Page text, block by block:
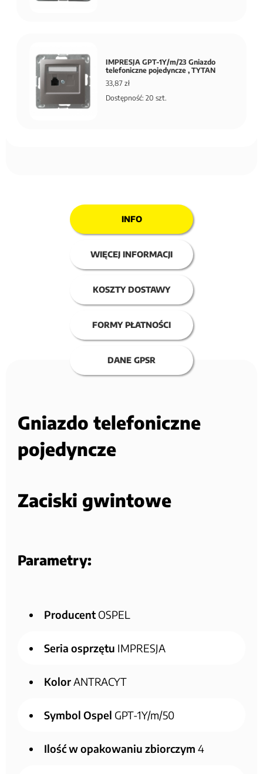
IMPRESJA GPT-1Y/m/23 Gniazdo
telefoniczne pojedyncze , TYTAN
33,87 zł
Dostępność: 20 szt.
INFO
WIĘCEJ INFORMACJI
KOSZTY DOSTAWY
FORMY PŁATNOŚCI
DANE GPSR
Gniazdo telefoniczne
pojedyncze
Zaciski gwintowe
Parametry:
Producent OSPEL
Seria osprzętu IMPRESJA
KolorANTRACYT
Symbol Ospel GPT-1Y/m/50
Ilość w opakowaniu zbiorczym 4